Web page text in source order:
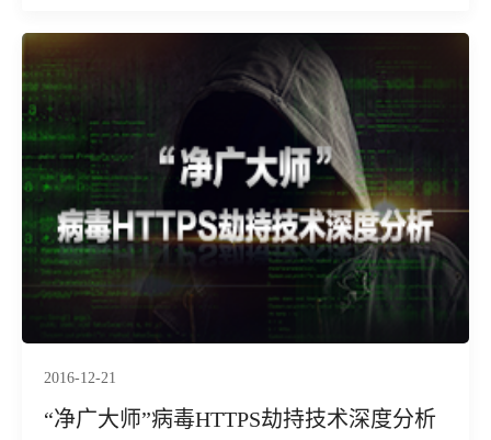
2016-12-21
“净广大师”病毒HTTPS劫持技术深度分析